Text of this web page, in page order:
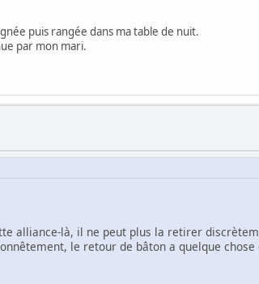
puis rangée dans ma table de nuit.
par mon mari.
alliance-là, il ne peut plus la retirer
le retour de bâton a quelque chose